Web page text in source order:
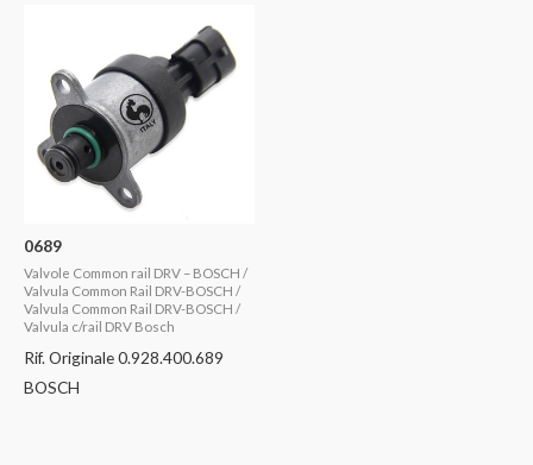
0689
Valvole Common rail DRV – BOSCH /
Valvula Common Rail DRV-BOSCH /
Valvula Common Rail DRV-BOSCH /
Valvula c/rail DRV Bosch
Rif. Originale 0.928.400.689
BOSCH